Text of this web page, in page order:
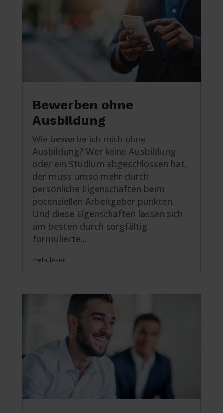
Bewerben ohne
Ausbildung
Wie bewerbe ich mich ohne
Ausbildung? Wer keine Ausbildung
oder ein Studium abgeschlossen hat,
der muss umso mehr durch
persönliche Eigenschaften beim
potenziellen Arbeitgeber punkten.
Und diese Eigenschaften lassen sich
am besten durch sorgfältig
formulierte...
mehr lesen